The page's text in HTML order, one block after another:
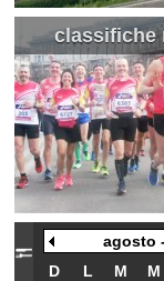
classifiche
agosto
D
L M M